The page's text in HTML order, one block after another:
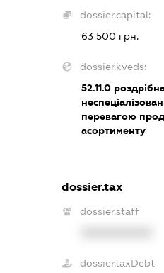
dossier.capital:
63 500 грн.
dossier.kveds:
52.11.0
перевагою
асортименту
dossier.tax
dossier.staff
dossier.taxDebt